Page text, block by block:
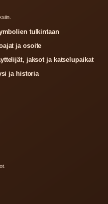
tulkintaan
ja osoite
jaksot ja katselupaikat
ja historia